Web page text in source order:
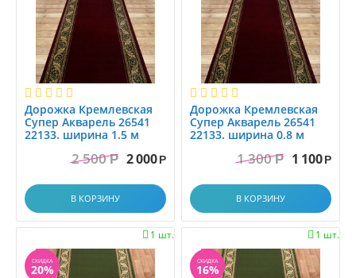
Дорожка Кремлевская
Супер Акварель 26541
22133. ширина 1.5 м
2 500 Р 2 000 Р
В КОРЗИНУ
Дорожка Кремлевская
Супер Акварель 26541
22133. ширина 0.8 м
1 300 Р 1 100 Р
В КОРЗИНУ
1 шт.

СКИДКА
20%
1 шт.

СКИДКА
16%